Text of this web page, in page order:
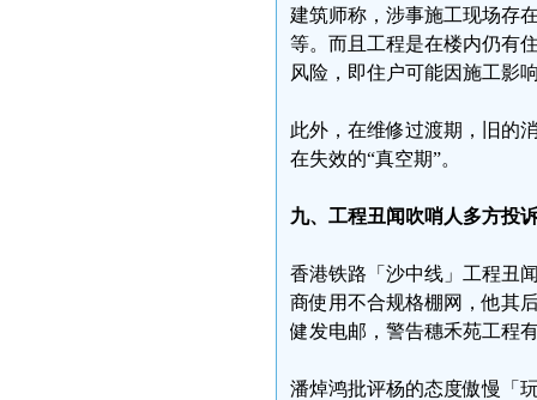
建筑师称，涉事施工现场存
等。而且工程是在楼内仍有
风险，即住户可能因施工影
此外，在维修过渡期，旧的
在失效的“真空期”。
九、工程丑闻吹哨人多方投
香港铁路「沙中线」工程丑
商使用不合规格棚网，他其
健发电邮，警告穗禾苑工程
潘焯鸿批评杨的态度傲慢「